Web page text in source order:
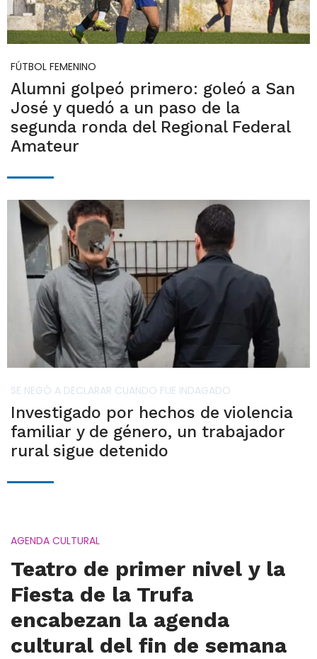
FÚTBOL FEMENINO
Alumni golpeó primero: goleó a San
José y quedó a un paso de la
segunda ronda del Regional Federal
Amateur
SE NEGÓ A DECLARAR CUANDO FUE INDAGADO
Investigado por hechos de violencia
familiar y de género, un trabajador
rural sigue detenido
AGENDA CULTURAL
Teatro de primer nivel y la
Fiesta de la Trufa
encabezan la agenda
cultural del fin de semana